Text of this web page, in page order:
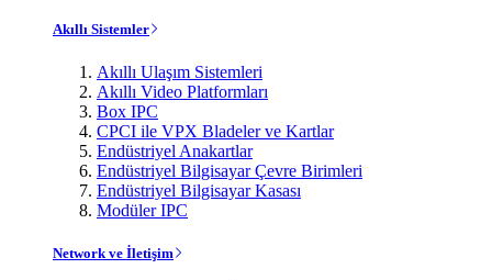
Akıllı Sistemler
Akıllı Ulaşım Sistemleri
Akıllı Video Platformları
Box IPC
CPCI ile VPX Bladeler ve Kartlar
Endüstriyel Anakartlar
Endüstriyel Bilgisayar Çevre Birimleri
Endüstriyel Bilgisayar Kasası
Modüler IPC
Network ve İletişim